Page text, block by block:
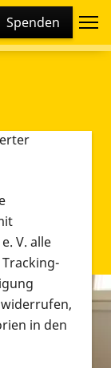
Spenden
und
und
V. alle
in den